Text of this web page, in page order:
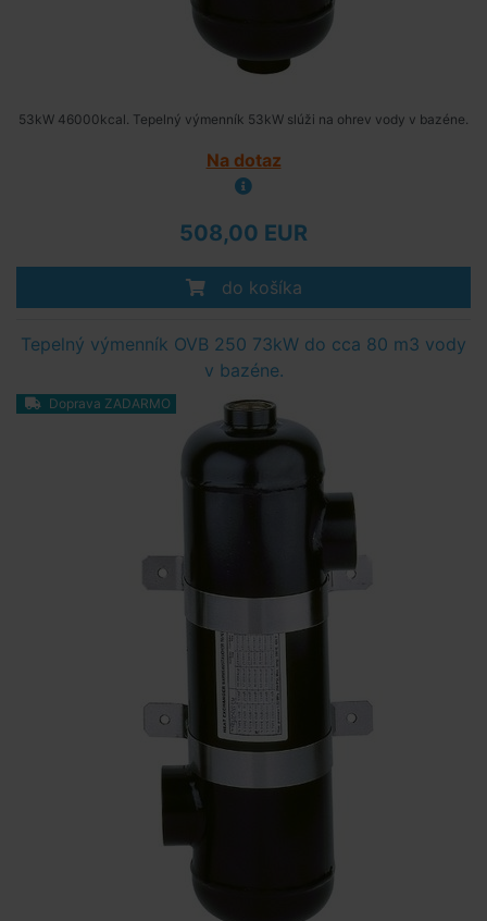
53kW 46000kcal. Tepelný výmenník 53kW slúži na ohrev vody v bazéne.
Na dotaz
508,00 EUR
do košíka
Tepelný výmenník OVB 250 73kW do cca 80 m3 vody
v bazéne.
Doprava ZADARMO